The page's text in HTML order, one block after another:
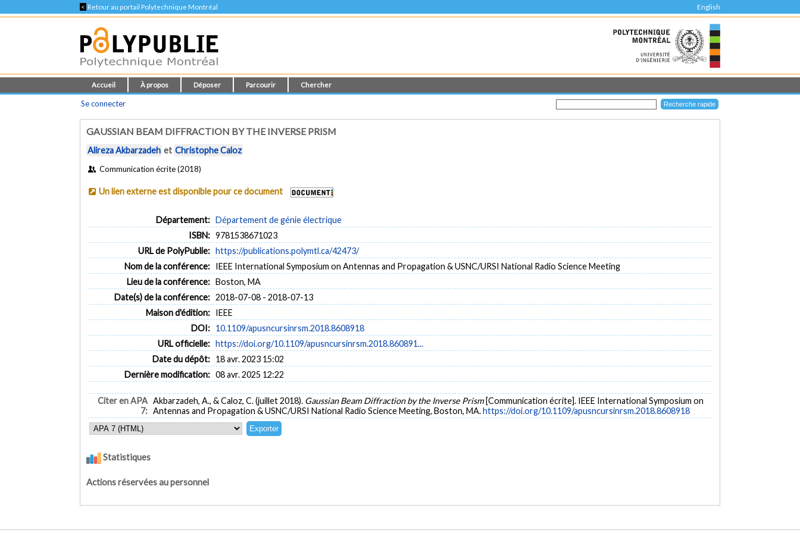
< Retour au portail Polytechnique Montréal English
Accueil À propos Déposer Parcourir Chercher
Se connecter
GAUSSIAN BEAM DIFFRACTION BY THE INVERSE PRISM
Alireza Akbarzadeh et Christophe Caloz
Communication écrite (2018)
Un lien externe est disponible pour ce document
Département: Département de génie électrique
ISBN: 9781538671023
URL de PolyPublie: https://publications.polymtl.ca/42473/
Nom de la conférence: IEEE International Symposium on Antennas and Propagation & USNC/URSI National Radio Science Meeting
Lieu de la conférence: Boston, MA
Date(s) de la conférence: 2018-07-08 - 2018-07-13
Maison d'édition: IEEE
DOI: 10.1109/apusncursinrsm.2018.8608918
URL officielle: https://doi.org/10.1109/apusncursinrsm.2018.860891...
Date du dépôt: 18 avr. 2023 15:02
Dernière modification: 08 avr. 2025 12:22
Citer en APA
7:
Akbarzadeh, A., & Caloz, C. (juillet 2018). Gaussian Beam Diffraction by the Inverse Prism [Communication écrite]. IEEE International Symposium on
Antennas and Propagation & USNC/URSI National Radio Science Meeting, Boston, MA.https://doi.org/10.1109/apusncursinrsm.2018.8608918
Statistiques
Actions réservées au personnel